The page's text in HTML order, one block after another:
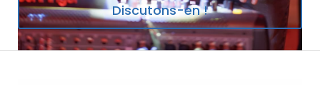
Discutons-en !